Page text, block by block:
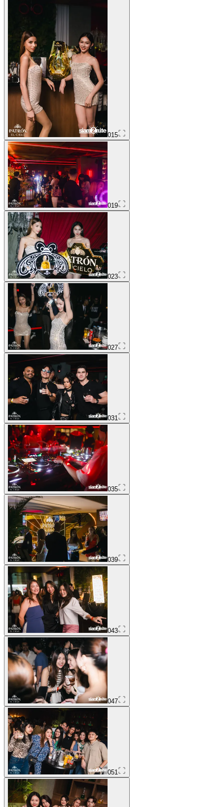
015
019
023
027
031
035
039
043
047
051